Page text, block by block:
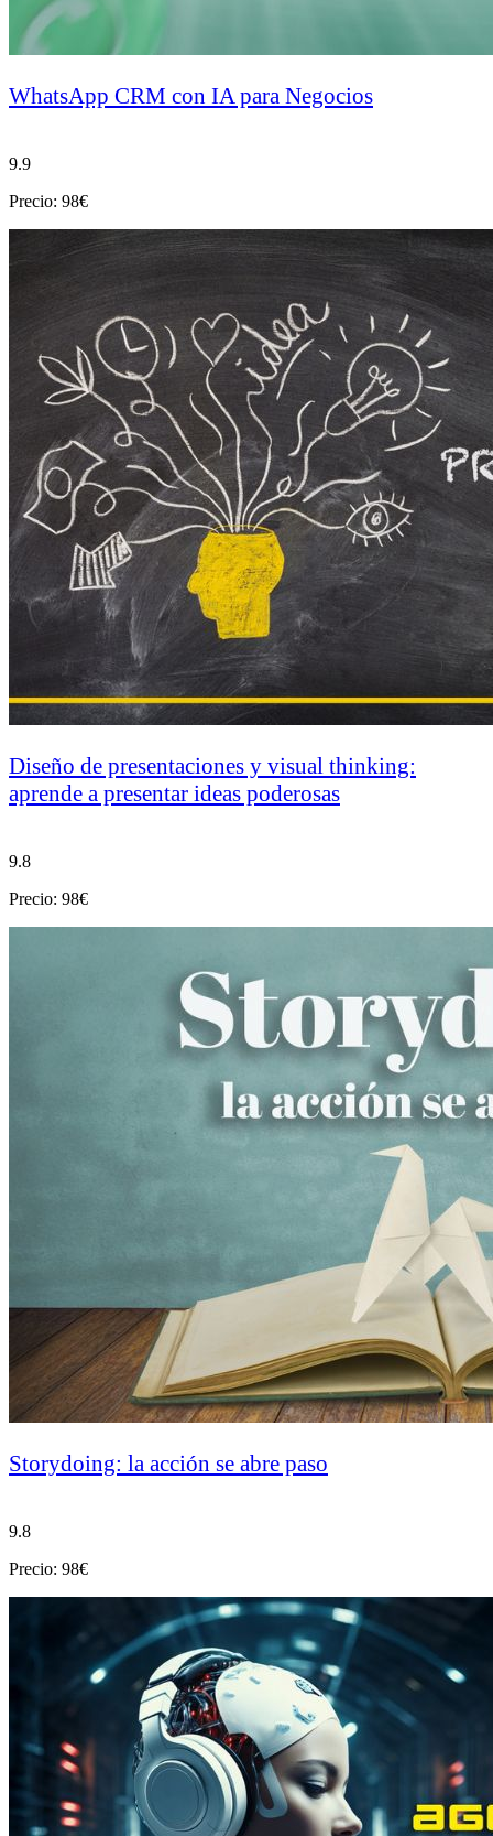
WhatsApp CRM con IA para Negocios
9.9
Precio: 98€
Diseño de presentaciones y visual thinking:
aprende a presentar ideas poderosas
9.8
Precio: 98€
Storydoing: la acción se abre paso
9.8
Precio: 98€